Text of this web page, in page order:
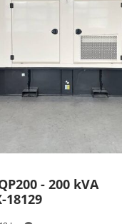
- 200 kVA
18129